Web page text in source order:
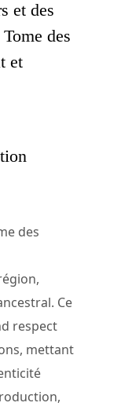
et des
des
et
des
Ce
respect
mettant